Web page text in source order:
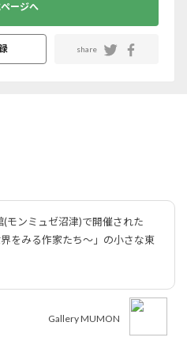
ージへ
share
モンミュゼ沼津)で開催された
をみる作家たち～」の小さな東
Gallery MUMON